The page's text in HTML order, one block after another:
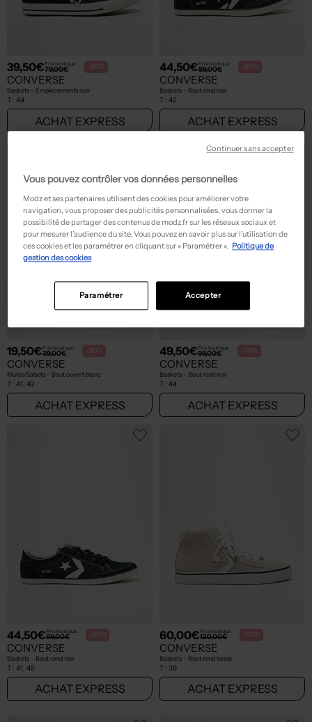
39,50€Prix boutique :
79,00€ -50%
CONVERSE
Baskets - Empiècements noir
T : 44
ACHAT EXPRESS
44,50€Prix boutique :
89,00€ -50%
CONVERSE
Baskets - Bout rond noir
T : 42
ACHAT EXPRESS
19,50€Prix boutique :
39,00€ -50%
CONVERSE
Mules/Sabots - Bout ouvert blanc
T : 41, 42
ACHAT EXPRESS
49,50€Prix boutique :
99,00€ -50%
CONVERSE
Baskets - Bout rond noir
T : 44
ACHAT EXPRESS
44,50€Prix boutique :
89,00€ -50%
CONVERSE
Baskets - Bout rond noir
T : 41, 45
ACHAT EXPRESS
60,00€Prix boutique :
120,00€ -50%
CONVERSE
Baskets - Bout rond beige
T : 39
ACHAT EXPRESS
Vous pouvez contrôler vos données personnelles
Modz et ses partenaires utilisent des cookies pour améliorer votre
navigation, vous proposer des publicités personnalisées, vous donner la
possibilité de partager des contenus de modz.fr sur les réseaux sociaux et
pour mesurer l’audience du site. Vous pouvez en savoir plus sur l’utilisation de
ces cookies et les paramétrer en cliquant sur « Paramétrer ». Politique de
gestion des cookies
Accepter
Paramétrer
Continuer sans accepter